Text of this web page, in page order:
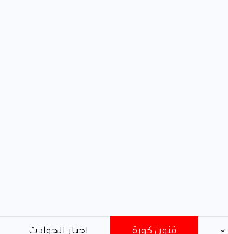
فنون كورة اخبار الحوادث